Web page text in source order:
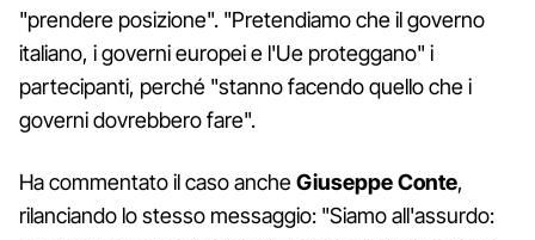
"prendere posizione". "Pretendiamo che il governo
italiano, i governi europei e l'Ue proteggano" i
partecipanti, perché "stanno facendo quello che i
governi dovrebbero fare".
Ha commentato il caso ancheGiuseppe Conte,
rilanciando lo stesso messaggio: "Siamo all'assurdo: